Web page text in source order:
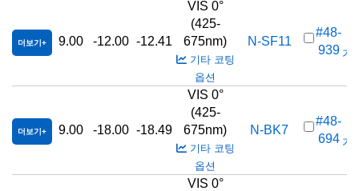
더보기 9.00 -12.00 -12.41
VIS 0°
(425-
675nm)
기타 코팅
옵션
N-SF11
#48-
939 가
더보기 9.00 -18.00 -18.49
VIS 0°
(425-
675nm)
기타 코팅
옵션
N-BK7
#48-
694 가
VIS 0°